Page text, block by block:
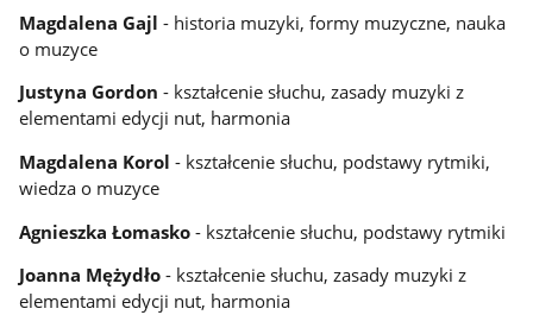
Magdalena Gajl - historia muzyki, formy muzyczne, nauka
o muzyce
Justyna Gordon - kształcenie słuchu, zasady muzyki z
elementami edycji nut, harmonia
Magdalena Korol - kształcenie słuchu, podstawy rytmiki,
wiedza o muzyce
Agnieszka Łomasko - kształcenie słuchu, podstawy rytmiki
Joanna Mężydło- kształcenie słuchu, zasady muzyki z
elementami edycji nut, harmonia